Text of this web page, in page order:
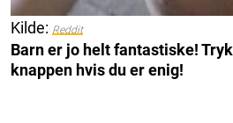
Kilde: Reddit
Barn er jo helt fantastiske!
knappen hvis du er enig!